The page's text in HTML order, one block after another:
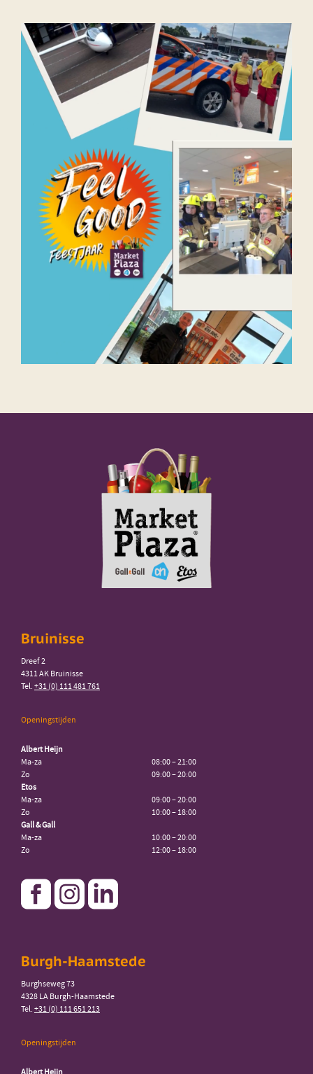
Bruinisse
Dreef 2
4311 AK Bruinisse
Tel.+31 (0) 111 481 761
Openingstijden
Albert Heijn
Ma-za
08:00 – 21:00
Zo
09:00 – 20:00
Etos
Ma-za
09:00 – 20:00
Zo
10:00 – 18:00
Gall & Gall
Ma-za
10:00 – 20:00
Zo
12:00 – 18:00
Burgh-Haamstede
Burghseweg 73
4328 LA Burgh-Haamstede
Tel.+31 (0) 111 651 213
Openingstijden